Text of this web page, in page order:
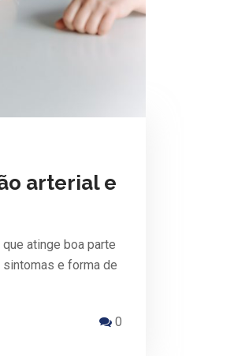
arterial e
atinge boa parte
sintomas e forma de
0